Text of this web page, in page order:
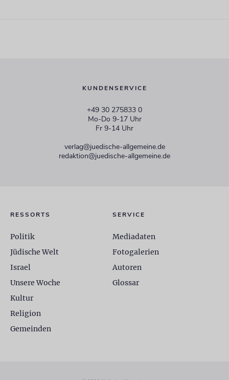
KUNDENSERVICE
+49 30 275833 0
Mo-Do 9-17 Uhr
Fr 9-14 Uhr
verlag@juedische-allgemeine.de
redaktion@juedische-allgemeine.de
RESSORTS
Politik
Jüdische Welt
Israel
Unsere Woche
Kultur
Religion
Gemeinden
SERVICE
Mediadaten
Fotogalerien
Autoren
Glossar